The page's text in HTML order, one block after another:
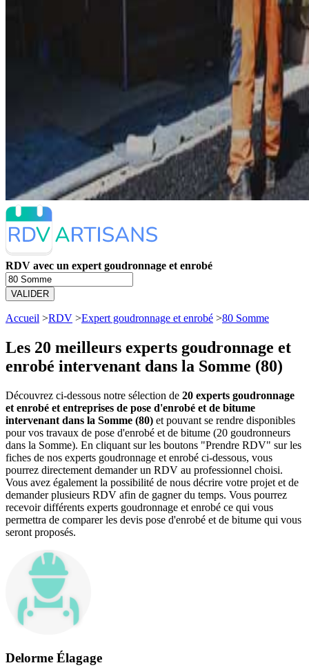
RDV avec un expert goudronnage et enrobé
VALIDER
Accueil >RDV >Expert goudronnage et enrobé >80 Somme
Les 20 meilleurs experts goudronnage et
enrobé intervenant dans la Somme (80)
Découvrez ci-dessous notre sélection de 20 experts goudronnage
et enrobé et entreprises de pose d'enrobé et de bitume
intervenant dans la Somme (80) et pouvant se rendre disponibles
pour vos travaux de pose d'enrobé et de bitume (20 goudronneurs
dans la Somme). En cliquant sur les boutons "Prendre RDV" sur les
fiches de nos experts goudronnage et enrobé ci-dessous, vous
pourrez directement demander un RDV au professionnel choisi.
Vous avez également la possibilité de nous décrire votre projet et de
demander plusieurs RDV afin de gagner du temps. Vous pourrez
recevoir différents experts goudronnage et enrobé ce qui vous
permettra de comparer les devis pose d'enrobé et de bitume qui vous
seront proposés.
Delorme Élagage